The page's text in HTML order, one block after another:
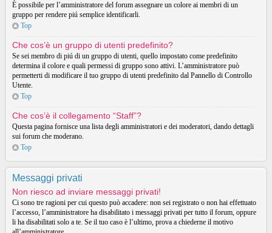
È possibile per l’amministratore del forum assegnare un colore ai membri di un
gruppo per rendere piú semplice identificarli.
Top
Che cos’è un gruppo di utenti predefinito?
Se sei membro di piú di un gruppo di utenti, quello impostato come predefinito
determina il colore e quali permessi di gruppo sono attivi. L’amministratore può
permetterti di modificare il tuo gruppo di utenti predefinito dal Pannello di Controllo
Utente.
Top
Che cos’è il collegamento “Staff”?
Questa pagina fornisce una lista degli amministratori e dei moderatori, dando dettagli
sui forum che moderano.
Top
Messaggi privati
Non riesco ad inviare messaggi privati!
Ci sono tre ragioni per cui questo può accadere: non sei registrato o non hai effettuato
l’accesso, l’amministratore ha disabilitato i messaggi privati per tutto il forum, oppure
li ha disabilitati solo a te. Se il tuo caso è l’ultimo, prova a chiederne il motivo